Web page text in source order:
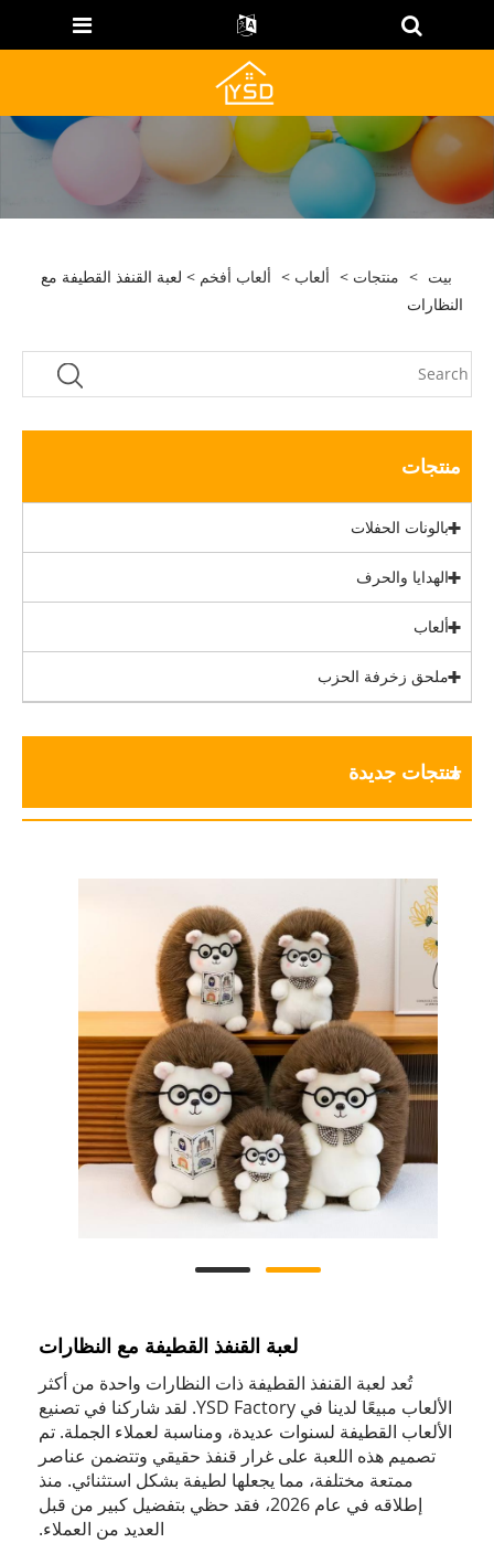
بيت > منتجات > ألعاب > ألعاب أفخم > لعبة القنفذ القطيفة مع
النظارات
منتجات
بالونات الحفلات
الهدايا والحرف
ألعاب
ملحق زخرفة الحزب
منتجات جديدة
لعبة القنفذ القطيفة مع النظارات
تُعد لعبة القنفذ القطيفة ذات النظارات واحدة من أكثر
الألعاب مبيعًا لدينا في YSD Factory. لقد شاركنا في تصنيع
الألعاب القطيفة لسنوات عديدة، ومناسبة لعملاء الجملة. تم
تصميم هذه اللعبة على غرار قنفذ حقيقي وتتضمن عناصر
ممتعة مختلفة، مما يجعلها لطيفة بشكل استثنائي. منذ
إطلاقه في عام 2026، فقد حظي بتفضيل كبير من قبل
العديد من العملاء.